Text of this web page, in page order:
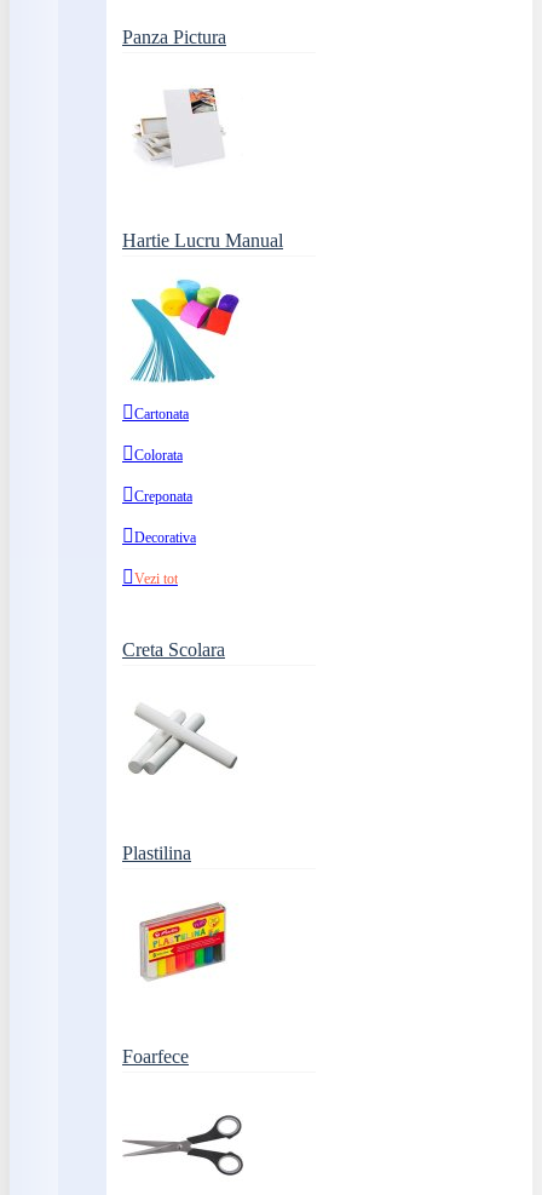
Panza Pictura
Hartie Lucru Manual
Cartonata
Colorata
Creponata
Decorativa
Vezi tot
Creta Scolara
Plastilina
Foarfece